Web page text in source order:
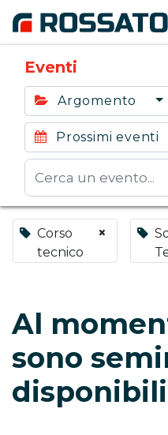
Eventi
Argomento
Prossimi eventi
Corso
tecnico
×
Al
sono
disponibili